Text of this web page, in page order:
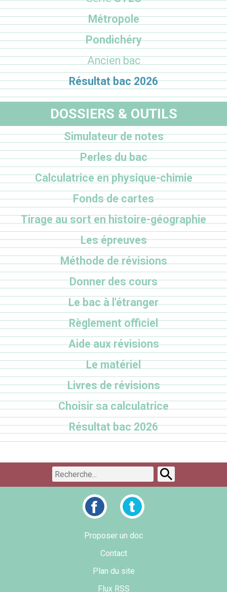
Métropole
Pondichéry
Ancien bac
Résultat bac 2026
DOSSIERS & OUTILS
Simulateur de notes
Perles du bac
Calculatrice en physique-chimie
Fonds de cartes
Tirage au sort en histoire-géographie
Les épreuves
Méthode de révisions
Donner des cours
Le bac à l'étranger
Règlement officiel
Aide aux révisions
Le matériel
Livres de révisions
Choisir sa calculatrice
Résultat bac 2026
Proposer un doc
Contact
Plan du site
Flux RSS